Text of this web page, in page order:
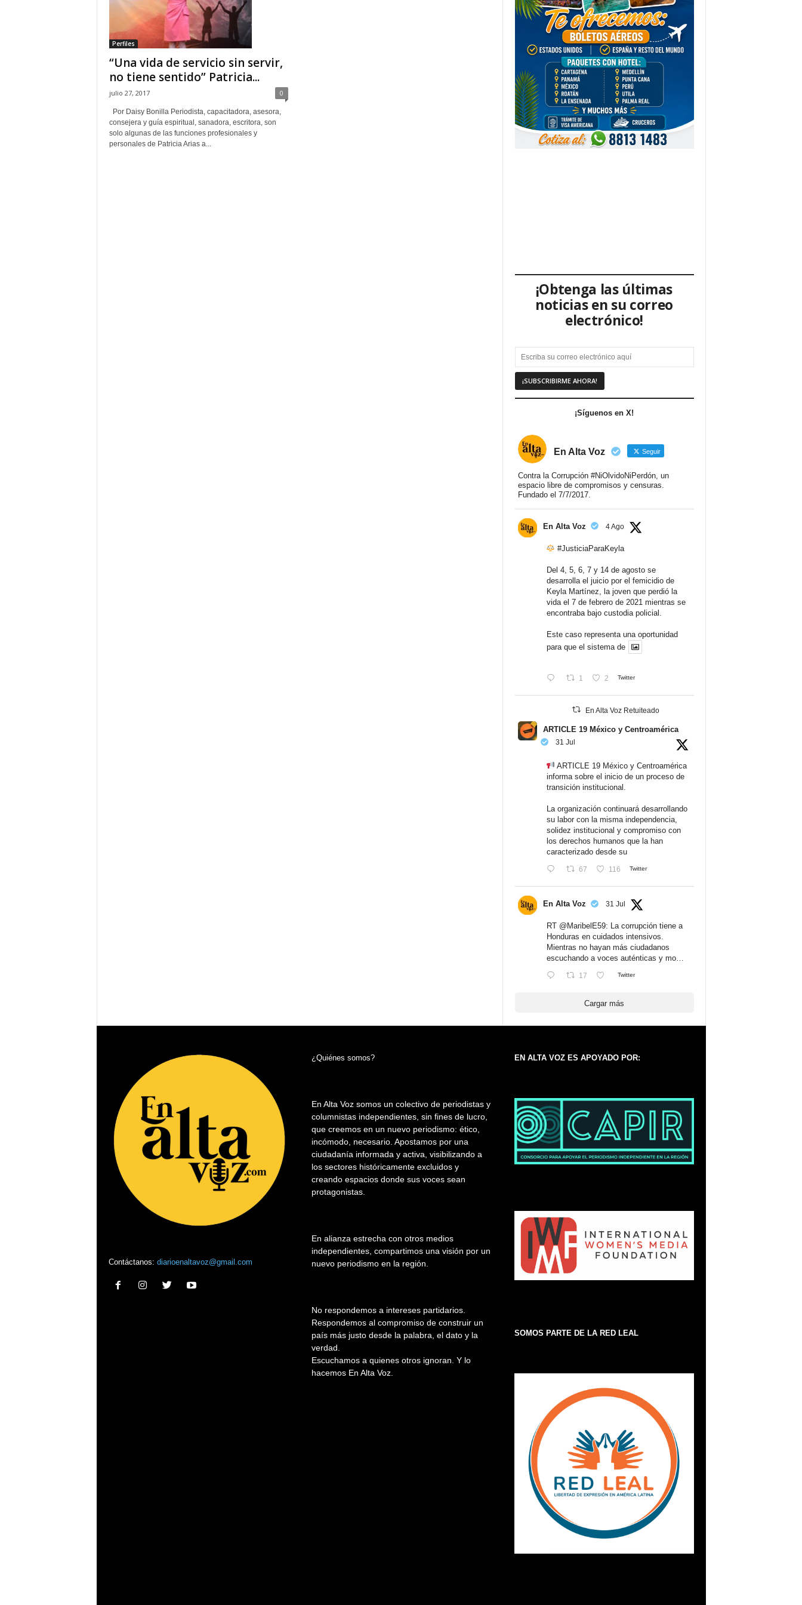
Perfiles
“Una vida de servicio sin servir,
no tiene sentido” Patricia...
julio 27, 2017 0
Por Daisy Bonilla Periodista, capacitadora, asesora,
consejera y guía espiritual, sanadora, escritora, son
solo algunas de las funciones profesionales y
personales de Patricia Arias a...
¡Obtenga las últimas
noticias en su correo
electrónico!
¡Síguenos en X!
En Alta Voz Seguir
Contra la Corrupción #NiOlvidoNiPerdón, un
espacio libre de compromisos y censuras.
Fundado el 7/7/2017.
En Alta Voz 4 Ago
#JusticiaParaKeyla
Del 4, 5, 6, 7 y 14 de agosto se
desarrolla el juicio por el femicidio de
Keyla Martínez, la joven que perdió la
vida el 7 de febrero de 2021 mientras se
encontraba bajo custodia policial.
Este caso representa una oportunidad
para que el sistema de
1 2 Twitter
En Alta Voz Retuiteado
ARTICLE 19 México y Centroamérica
31 Jul
ARTICLE 19 México y Centroamérica
informa sobre el inicio de un proceso de
transición institucional.
La organización continuará desarrollando
su labor con la misma independencia,
solidez institucional y compromiso con
los derechos humanos que la han
caracterizado desde su
67 116 Twitter
En Alta Voz 31 Jul
RT @MaribelE59: La corrupción tiene a
Honduras en cuidados intensivos.
Mientras no hayan más ciudadanos
escuchando a voces auténticas y mo…
17 Twitter
Cargar más
Contáctanos: diarioenaltavoz@gmail.com
¿Quiénes somos?
En Alta Voz somos un colectivo de periodistas y
columnistas independientes, sin fines de lucro,
que creemos en un nuevo periodismo: ético,
incómodo, necesario. Apostamos por una
ciudadanía informada y activa, visibilizando a
los sectores históricamente excluidos y
creando espacios donde sus voces sean
protagonistas.
En alianza estrecha con otros medios
independientes, compartimos una visión por un
nuevo periodismo en la región.
No respondemos a intereses partidarios.
Respondemos al compromiso de construir un
país más justo desde la palabra, el dato y la
verdad.
Escuchamos a quienes otros ignoran. Y lo
hacemos En Alta Voz.
EN ALTA VOZ ES APOYADO POR:
SOMOS PARTE DE LA RED LEAL